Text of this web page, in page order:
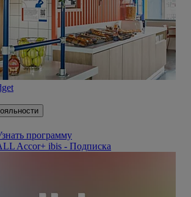
программу
Accor+ ibis - Подписка